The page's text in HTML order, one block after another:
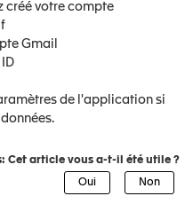
créé votre compte
Gmail
de l'application si
Cet article vous a-t-il été utile ?